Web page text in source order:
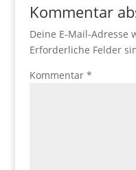
Kommentar
Deine E-Mail-
Erforderliche Felder
Kommentar *